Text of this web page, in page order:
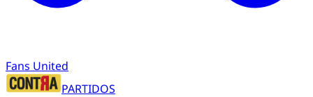
Fans United
PARTIDOS